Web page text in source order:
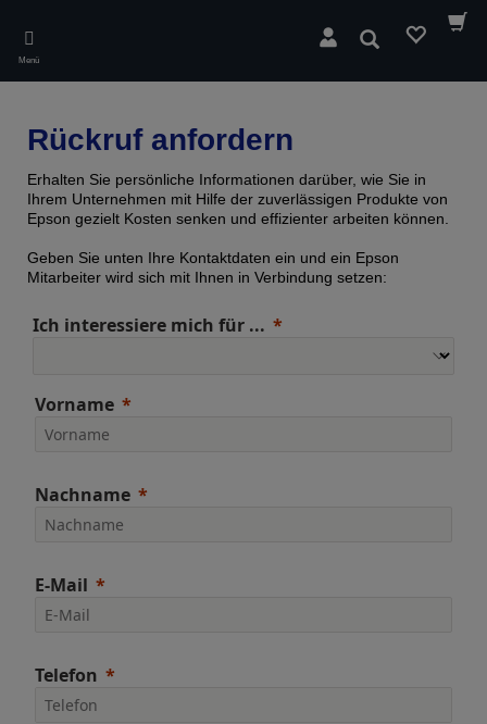
main
content
Menü
Suchen
Rückruf anfordern
Erhalten Sie persönliche Informationen darüber, wie Sie in
Ihrem Unternehmen mit Hilfe der zuverlässigen Produkte von
Epson gezielt Kosten senken und effizienter arbeiten können.
Geben Sie unten Ihre Kontaktdaten ein und ein Epson
Mitarbeiter wird sich mit Ihnen in Verbindung setzen:
Ich interessiere mich für ...
Vorname
Nachname
E-Mail
Telefon